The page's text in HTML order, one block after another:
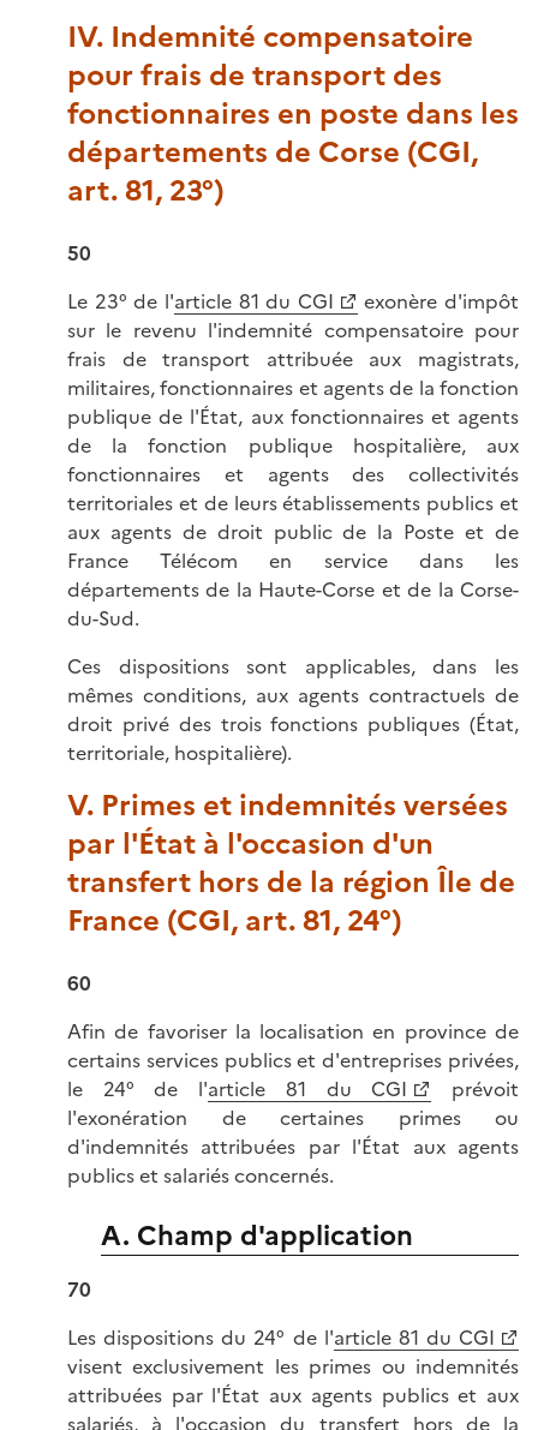
IV. Indemnité compensatoire
pour frais de transport des
fonctionnaires en poste dans les
départements de Corse (CGI,
art. 81, 23°)
50
Le 23° de l'article 81 du CGI
exonère d'impôt
sur le revenu l'indemnité compensatoire pour
frais de transport attribuée aux magistrats,
militaires, fonctionnaires et agents de la fonction
publique de l'État, aux fonctionnaires et agents
de la fonction publique hospitalière, aux
fonctionnaires et agents des collectivités
territoriales et de leurs établissements publics et
aux agents de droit public de la Poste et de
France Télécom en service dans les
départements de la Haute-Corse et de la Corse-
du-Sud.
Ces dispositions sont applicables, dans les
mêmes conditions, aux agents contractuels de
droit privé des trois fonctions publiques (État,
territoriale, hospitalière).
V. Primes et indemnités versées
par l'État à l'occasion d'un
transfert hors de la région Île de
France (CGI, art. 81, 24°)
60
Afin de favoriser la localisation en province de
certains services publics et d'entreprises privées,
le 24° de l'article 81 du CGI
prévoit
l'exonération de certaines primes ou
d'indemnités attribuées par l'État aux agents
publics et salariés concernés.
A. Champ d'application
70
Les dispositions du 24° de l'article 81 du CGI
visent exclusivement les primes ou indemnités
attribuées par l'État aux agents publics et aux
salariés, à l'occasion du transfert hors de la